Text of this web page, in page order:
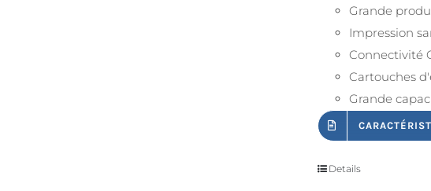
Grande
Impression
Connectivité
Cartouches
Grande
Details